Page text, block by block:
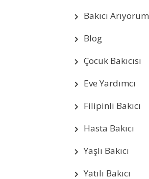
Bakıcı Arıyorum
Blog
Çocuk Bakıcısı
Eve Yardımcı
Filipinli Bakıcı
Hasta Bakıcı
Yaşlı Bakıcı
Yatılı Bakıcı